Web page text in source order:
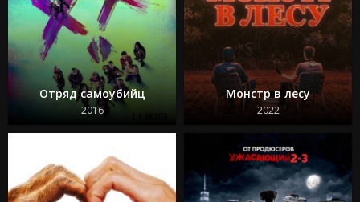
Отряд самоубийц
2016
Монстр в лесу
2022